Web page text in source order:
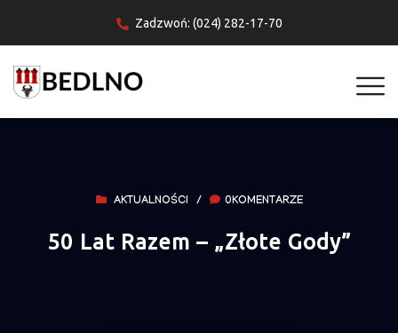
Zadzwoń: (024) 282-17-70
AKTUALNOŚCI / 0KOMENTARZE
50 Lat Razem – „Złote Gody”